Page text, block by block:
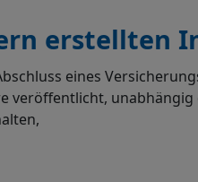
erstellten
eines